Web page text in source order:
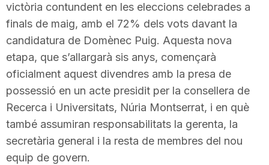
a
t
e
victòria contundent en les eleccions celebrades a
finals de maig, amb el 72% dels vots davant la
candidatura de Domènec Puig. Aquesta nova
etapa, que s’allargarà sis anys, començarà
oficialment aquest divendres amb la presa de
possessió en un acte presidit per la consellera de
Recerca i Universitats, Núria Montserrat, i en què
també assumiran responsabilitats la gerenta, la
secretària general i la resta de membres del nou
equip de govern.